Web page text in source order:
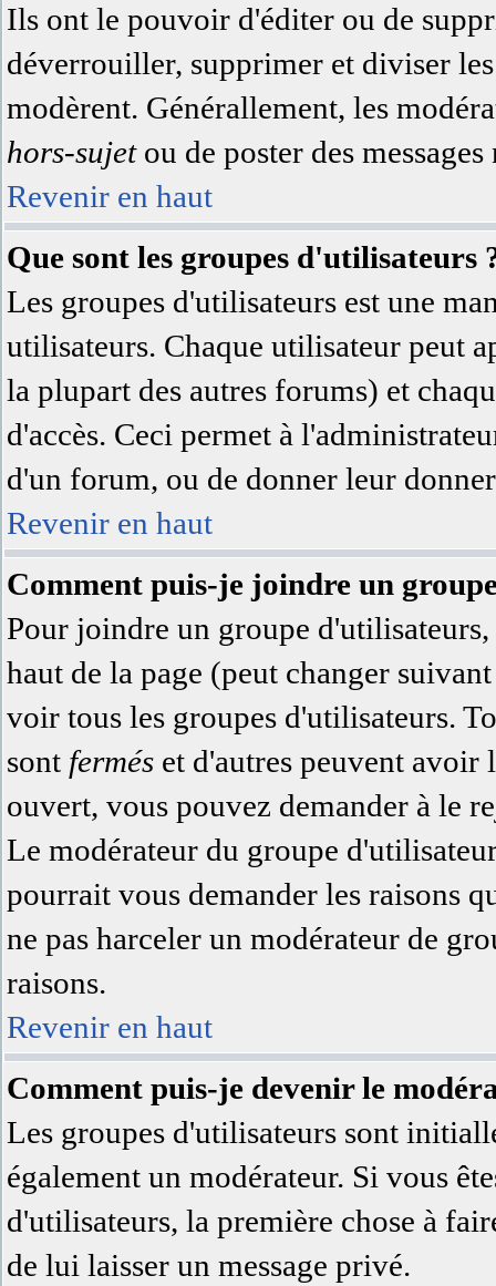
Ils ont le pouvoir d'éditer ou de
déverrouiller, supprimer et diviser
modèrent. Générallement, les
hors-sujetou de poster des
Revenir en haut
Que sont les groupes d'utilisateurs
Les groupes d'utilisateurs est une
utilisateurs. Chaque utilisateur peut
la plupart des autres forums) et
d'accès. Ceci permet à
d'un forum, ou de donner leur
Revenir en haut
Comment puis-je joindre un
Pour joindre un groupe
haut de la page (peut changer
voir tous les groupes d'utilisateurs.
sont fermés et d'autres peuvent
ouvert, vous pouvez demander à le
Le modérateur du groupe
pourrait vous demander les raisons
ne pas harceler un modérateur de
raisons.
Revenir en haut
Comment puis-je devenir le
Les groupes d'utilisateurs sont
également un modérateur. Si vous
d'utilisateurs, la première chose à
de lui laisser un message privé.